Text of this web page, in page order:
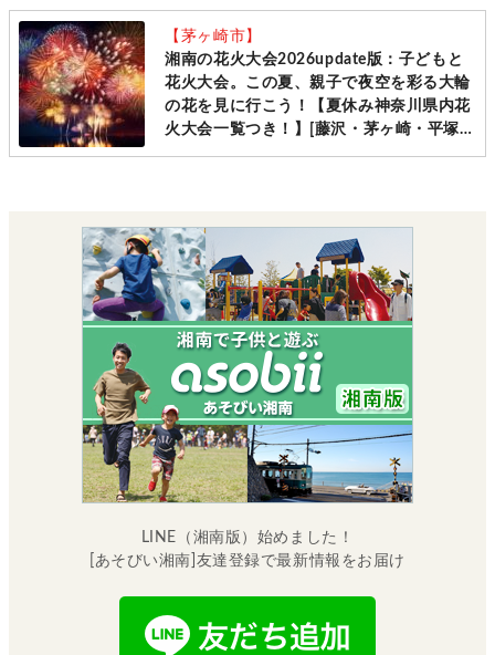
【茅ヶ崎市】
湘南の花火大会2026update版：子どもと
花火大会。この夏、親子で夜空を彩る大輪
の花を見に行こう！【夏休み神奈川県内花
火大会一覧つき！】[藤沢・茅ヶ崎・平塚・
LINE（湘南版）始めました！
[あそびい湘南]友達登録で最新情報をお届け